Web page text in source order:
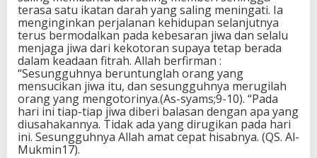
terasa satu ikatan darah yang saling meningati. Ia
menginginkan perjalanan kehidupan selanjutnya
terus bermodalkan pada kebesaran jiwa dan selalu
menjaga jiwa dari kekotoran supaya tetap berada
dalam keadaan fitrah. Allah berfirman :
“Sesungguhnya beruntunglah orang yang
mensucikan jiwa itu, dan sesungguhnya merugilah
orang yang mengotorinya.(As-syams;9-10). “Pada
hari ini tiap-tiap jiwa diberi balasan dengan apa yang
diusahakannya. Tidak ada yang dirugikan pada hari
ini. Sesungguhnya Allah amat cepat hisabnya. (QS. Al-
Mukmin17).